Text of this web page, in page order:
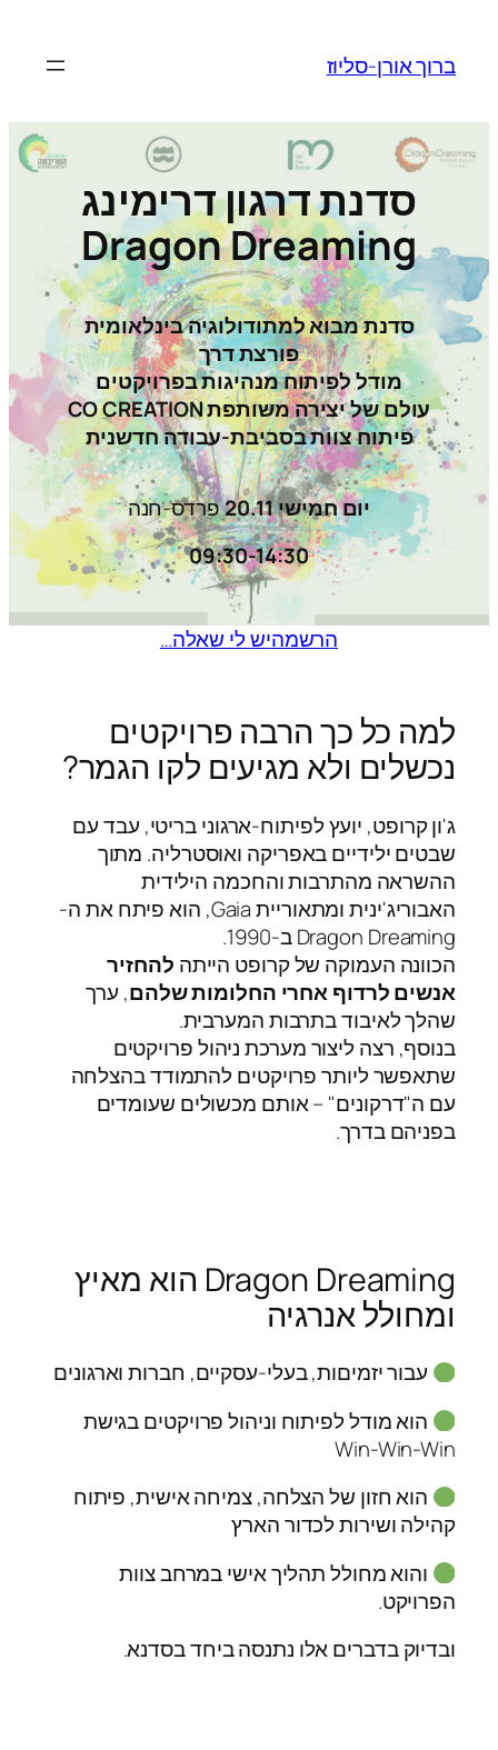
ברוך אורן-סליוז
סדנת דרגון דרימינג
Dragon Dreaming
סדנת מבוא למתודולוגיה בינלאומית
פורצת דרך
מודל לפיתוח מנהיגות בפרויקטים
עולם של יצירה משותפת CO CREATION
פיתוח צוות בסביבת-עבודה חדשנית
יום חמישי 20.11
פרדס-חנה
09:30-14:30
הרשמהיש לי שאלה…
למה כל כך הרבה פרויקטים
נכשלים ולא מגיעים לקו הגמר?
ג'ון קרופט, יועץ לפיתוח-ארגוני בריטי, עבד עם
שבטים ילידיים באפריקה ואוסטרליה. מתוך
ההשראה מהתרבות והחכמה הילידית
האבוריג'ינית ומתאוריית Gaia, הוא פיתח את ה-
Dragon Dreaming ב-1990.
הכוונה העמוקה של קרופט הייתה להחזיר
אנשים לרדוף אחרי החלומות שלהם, ערך
שהלך לאיבוד בתרבות המערבית.
בנוסף, רצה ליצור מערכת ניהול פרויקטים
שתאפשר ליותר פרויקטים להתמודד בהצלחה
עם ה"דרקונים" – אותם מכשולים שעומדים
בפניהם בדרך.
Dragon Dreaming הוא מאיץ
ומחולל אנרגיה
עבור יזמיםות, בעלי-עסקיים, חברות וארגונים
הוא מודל לפיתוח וניהול פרויקטים בגישת
Win-Win-Win
הוא חזון של הצלחה, צמיחה אישית, פיתוח
קהילה ושירות לכדור הארץ
והוא מחולל תהליך אישי במרחב צוות
הפרויקט.
ובדיוק בדברים אלו נתנסה ביחד בסדנא.